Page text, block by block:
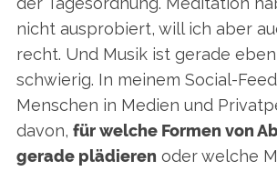
nicht ausprobiert, will ich aber
recht. Und Musik ist gerade
schwierig. In meinem Social-
Menschen in Medien und
davon, für welche Formen von
gerade plädieren oder welche
e
a
r
c
f
o